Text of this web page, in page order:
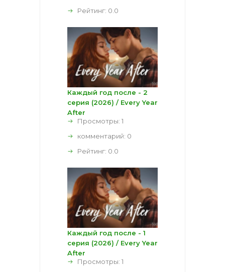
Рейтинг: 0.0
Каждый год после - 2
серия (2026) / Every Year
After
Просмотры: 1
комментарий: 0
Рейтинг: 0.0
Каждый год после - 1
серия (2026) / Every Year
After
Просмотры: 1